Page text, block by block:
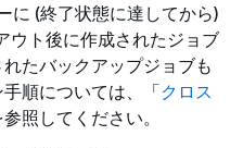
に (終了状態に達してから)
ウト後に作成されたジョブ
たバックアップジョブも
順については、「クロス
参照してください。